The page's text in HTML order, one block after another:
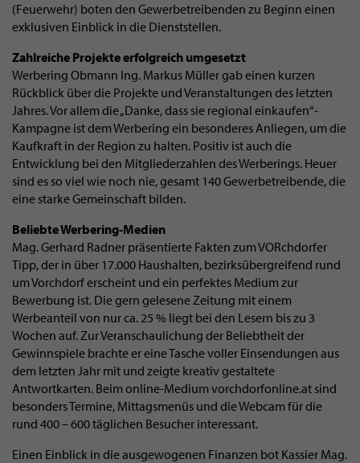
(Feuerwehr) boten den Gewerbetreibenden zu Beginn einen
exklusiven Einblick in die Dienststellen.
Zahlreiche Projekte erfolgreich umgesetzt
Werbering Obmann Ing. Markus Müller gab einen kurzen
Rückblick über die Projekte und Veranstaltungen des letzten
Jahres. Vor allem die „Danke, dass sie regional einkaufen“-
Kampagne ist dem Werbering ein besonderes Anliegen, um die
Kaufkraft in der Region zu halten. Positiv ist auch die
Entwicklung bei den Mitgliederzahlen des Werberings. Heuer
sind es so viel wie noch nie, gesamt 140 Gewerbetreibende, die
eine starke Gemeinschaft bilden.
Beliebte Werbering-Medien
Mag. Gerhard Radner präsentierte Fakten zum VORchdorfer
Tipp, der in über 17.000 Haushalten, bezirksübergreifend rund
um Vorchdorf erscheint und ein perfektes Medium zur
Bewerbung ist. Die gern gelesene Zeitung mit einem
Werbeanteil von nur ca. 25 % liegt bei den Lesern bis zu 3
Wochen auf. Zur Veranschaulichung der Beliebtheit der
Gewinnspiele brachte er eine Tasche voller Einsendungen aus
dem letzten Jahr mit und zeigte kreativ gestaltete
Antwortkarten. Beim online-Medium vorchdorfonline.at sind
besonders Termine, Mittagsmenüs und die Webcam für die
rund 400 – 600 täglichen Besucher interessant.
Einen Einblick in die ausgewogenen Finanzen bot Kassier Mag.